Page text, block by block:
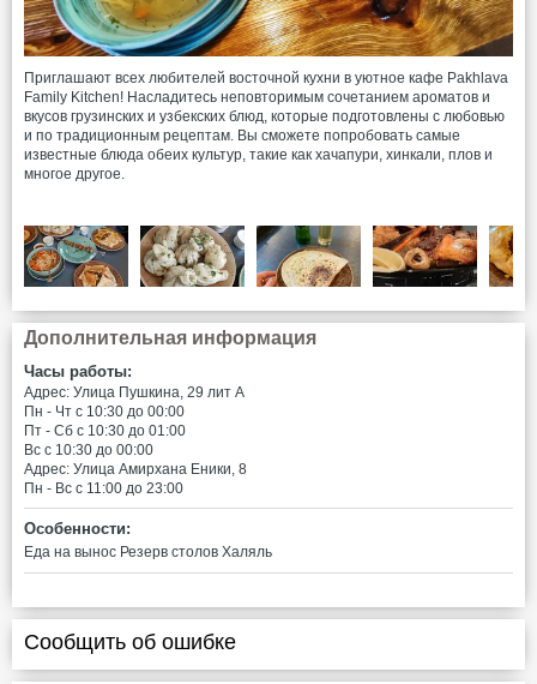
Приглашают всех любителей восточной кухни в уютное кафе Pakhlava
Family Kitchen! Насладитесь неповторимым сочетанием ароматов и
вкусов грузинских и узбекских блюд, которые подготовлены с любовью
и по традиционным рецептам. Вы сможете попробовать самые
известные блюда обеих культур, такие как хачапури, хинкали, плов и
многое другое.
Дополнительная информация
Часы работы:
Адрес: ​Улица Пушкина, 29 лит А
Пн - Чт c 10:30 до 00:00
Пт - Сб c 10:30 до 01:00
Вс c 10:30 до 00:00
Адрес: ​Улица Амирхана Еники, 8
Пн - Вс c 11:00 до 23:00
Особенности:
Еда на вынос Резерв столов Халяль
Сообщить об ошибке